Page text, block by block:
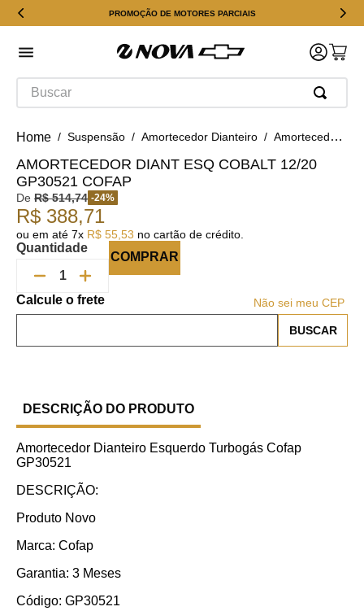
PROMOÇÃO DE MOTORES PARCIAIS
Buscar
Suspensão Amortecedor Dianteiro Amortecedor Diant Esq Cobalt 12/20 GP30521 Cofap
AMORTECEDOR DIANT ESQ COBALT 12/20
GP30521 COFAP
De R$ 514,74 -24%
R$ 388,71
ou em até 7x R$ 55 53 no cartão de crédito.
Quantidade
COMPRAR
Não sei meu CEP
DESCRIÇÃO DO PRODUTO
Amortecedor Dianteiro Esquerdo Turbogás Cofap
GP30521
DESCRIÇÃO:
Produto Novo
Marca: Cofap
Garantia: 3 Meses
Código: GP30521